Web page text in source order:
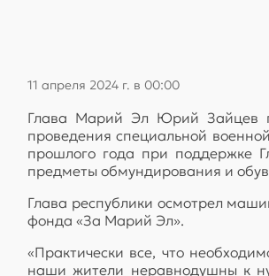
11 апреля 2024 г. в 00:00
Глава Марий Эл Юрий Зайцев
проведения специальной
прошлого года при поддержке
предметы обмундирования и
Глава республики осмотрел
фонда «За Марий Эл».
«Практически все, что
наши жители неравнодушны к